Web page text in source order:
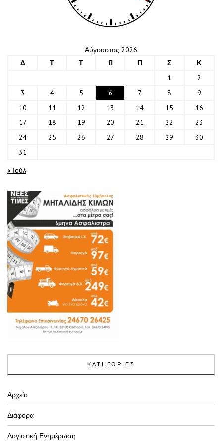
Αύγουστος 2026
Δ
Τ Τ Π Π Σ
Κ
1
2
3
4 5 6 7 8
9
10
11 12 13 14 15
16
17
18 19 20 21 22
23
24
25 26 27 28 29
30
31
« Ιούλ
ΚΑΤΗΓΟΡΙΕΣ
Αρχείο
Διάφορα
Λογιστική Ενημέρωση